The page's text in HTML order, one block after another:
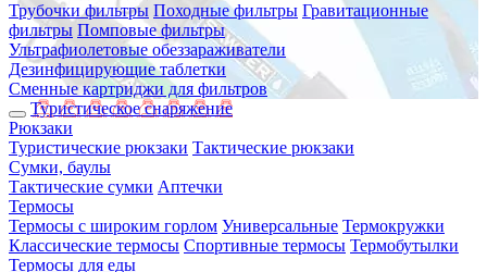
Трубочки фильтры Походные фильтры Гравитационные
фильтры Помповые фильтры
Ультрафиолетовые обеззараживатели
Дезинфицирующие таблетки
Сменные картриджи для фильтров
Туристическое снаряжение
Рюкзаки
Туристические рюкзаки Тактические рюкзаки
Сумки, баулы
Тактические сумки Аптечки
Термосы
Термосы с широким горлом Универсальные Термокружки
Классические термосы Спортивные термосы Термобутылки
Термосы для еды